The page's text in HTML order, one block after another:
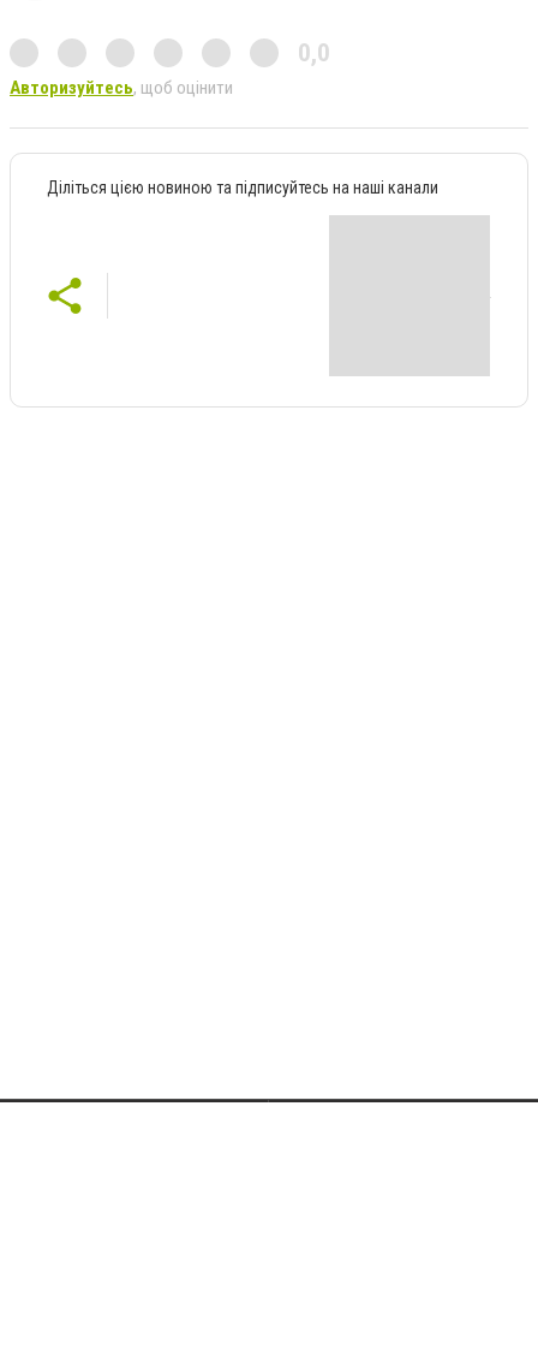
0,0
Авторизуйтесь, щоб оцінити
Діліться цією новиною та підписуйтесь на наші канали